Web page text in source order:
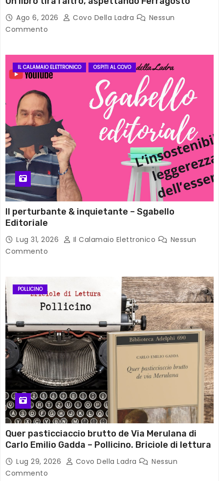
Ago 6, 2026 Covo Della Ladra
Nessun
Commento
IL CALAMAIO ELETTRONICO OSPITI AL COVO
Il perturbante & inquietante – Sgabello
Editoriale
Lug 31, 2026 Il Calamaio Elettronico
Nessun
Commento
POLLICINO
Quer pasticciaccio brutto de Via Merulana di
Carlo Emilio Gadda – Pollicino. Briciole di lettura
Lug 29, 2026 Covo Della Ladra
Nessun
Commento